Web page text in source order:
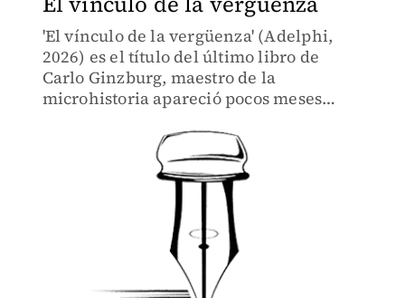
'El vínculo de la vergüenza' (Adelphi,
2026) es el título del último libro de
Carlo Ginzburg, maestro de la
microhistoria apareció pocos meses